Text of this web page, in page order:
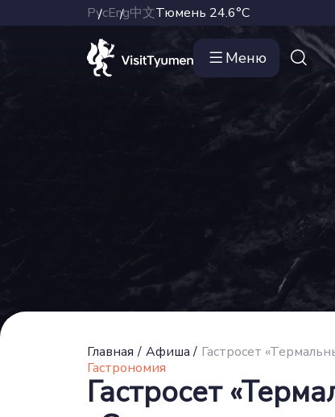
РусEng中文Тюмень 24.6°C
Меню
Главная / Афиша / Гастросет
Гастрономия
Гастросет